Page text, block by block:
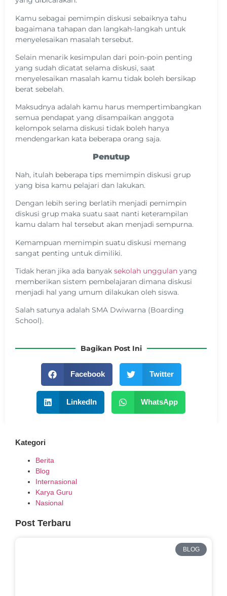
Kamu sebagai pemimpin diskusi sebaiknya tahu
bagaimana tahapan dan langkah-langkah untuk
menyelesaikan masalah tersebut.
Selain menarik kesimpulan dari poin-poin penting
yang sudah dicatat selama diskusi, saat
menyelesaikan masalah kamu tidak boleh bersikap
berat sebelah.
Maksudnya adalah kamu harus mempertimbangkan
semua pendapat yang disampaikan anggota
kelompok selama diskusi tidak boleh hanya
mendengarkan kata beberapa orang saja.
Penutup
Nah, itulah beberapa tips memimpin diskusi grup
yang bisa kamu pelajari dan lakukan.
Dengan lebih sering berlatih menjadi pemimpin
diskusi grup maka suatu saat nanti keterampilan
kamu dalam hal tersebut akan menjadi sempurna.
Kemampuan memimpin suatu diskusi memang
sangat penting untuk dimiliki.
Tidak heran jika ada banyak sekolah unggulan yang
memberikan sistem pembelajaran dimana diskusi
menjadi hal yang umum dilakukan oleh siswa.
Salah satunya adalah SMA Dwiwarna (Boarding
School).
Bagikan Post Ini
Facebook Twitter
LinkedIn WhatsApp
Kategori
Berita
Blog
Internasional
Karya Guru
Nasional
Post Terbaru
BLOG